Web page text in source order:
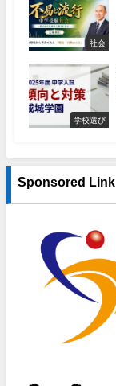
社会
学校選び
Sponsored Link